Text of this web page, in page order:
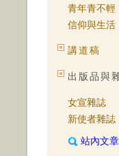
青年青不輕
信仰與生活
講道稿
出版品與
女宣雜誌
新使者雜誌
站內文